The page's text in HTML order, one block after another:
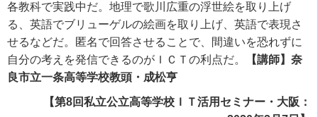
各教科で実践中だ。地理で歌川広重の浮世絵を取り上げ
る、英語でブリューゲルの絵画を取り上げ、英語で表現さ
せるなどだ。匿名で回答させることで、間違いを恐れずに
自分の考えを発信できるのがＩＣＴの利点だ。
【講師】奈
良市立一条高等学校教頭・成松亨
【第8回私立公立高等学校ＩＴ活用セミナー・大阪：